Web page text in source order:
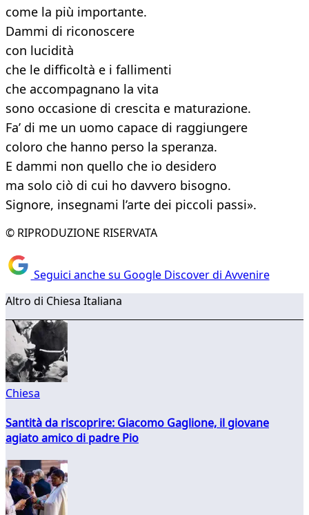
come la più importante.
Dammi di riconoscere
con lucidità
che le difficoltà e i fallimenti
che accompagnano la vita
sono occasione di crescita e maturazione.
Fa’ di me un uomo capace di raggiungere
coloro che hanno perso la speranza.
E dammi non quello che io desidero
ma solo ciò di cui ho davvero bisogno.
Signore, insegnami l’arte dei piccoli passi».
© RIPRODUZIONE RISERVATA
Seguici anche su Google Discover di Avvenire
Altro di Chiesa Italiana
Chiesa
Santità da riscoprire: Giacomo Gaglione, il giovane
agiato amico di padre Pio